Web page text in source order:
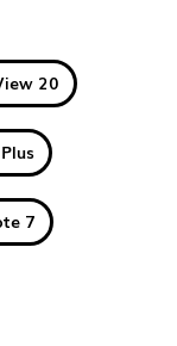
20
7